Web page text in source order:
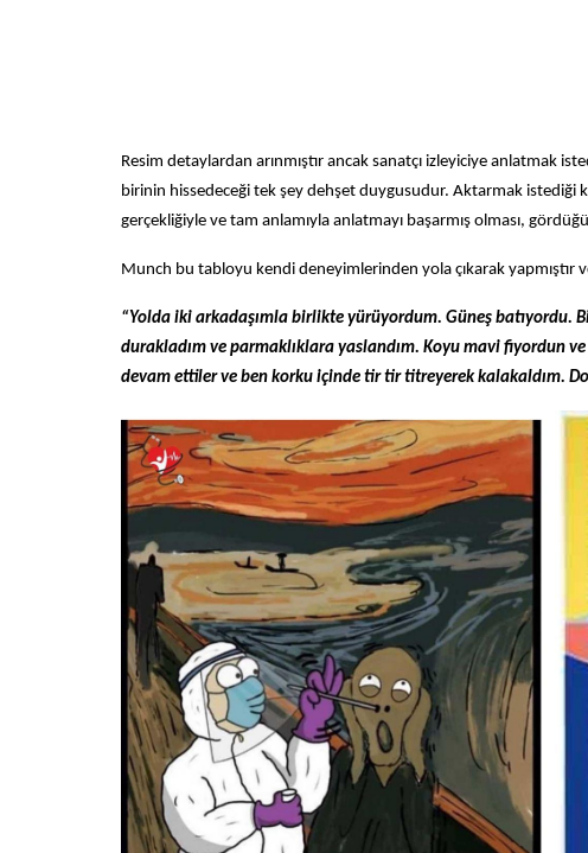
Resim detaylardan arınmıştır ancak sanatçı izleyiciye anlatmak
birinin hissedeceği tek şey dehşet duygusudur. Aktarmak istediği
gerçekliğiyle ve tam anlamıyla anlatmayı başarmış olması,
Munch bu tabloyu kendi deneyimlerinden yola çıkarak
“Yolda iki arkadaşımla birlikte yürüyordum. Güneş batıyordu.
durakladım ve parmaklıklara yaslandım. Koyu mavi fiyordun
devam ettiler ve ben korku içinde tir tir titreyerek kalakaldım.